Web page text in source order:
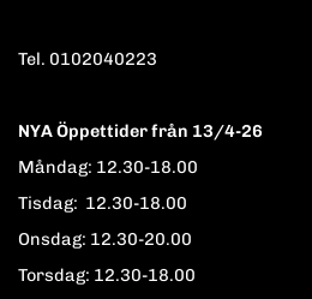
Tel. 0102040223
NYA Öppettider från 13/4-26
Måndag: 12.30-18.00
Tisdag: 12.30-18.00
Onsdag: 12.30-20.00
Torsdag: 12.30-18.00